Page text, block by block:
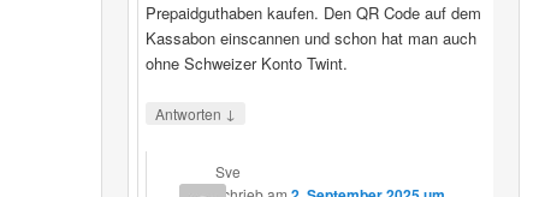
Prepaidguthaben kaufen. Den QR Code auf dem
Kassabon einscannen und schon hat man auch
ohne Schweizer Konto Twint.
Antworten ↓
Sve